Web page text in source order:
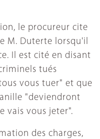
le procureur cite
M. Duterte lorsqu'il
Il est cité en disant
tués
vous tuer" et que
"deviendront
vais vous jeter".
des charges,